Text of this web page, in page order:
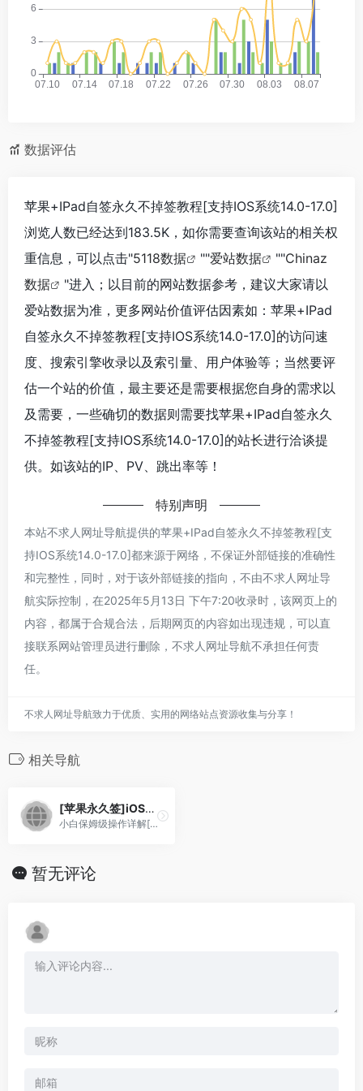
数据评估
苹果+IPad自签永久不掉签教程[支持IOS系统14.0-17.0]
浏览人数已经达到183.5K，如你需要查询该站的相关权
重信息，可以点击"5118数据 ""爱站数据 ""Chinaz
数据
"进入；以目前的网站数据参考，建议大家请以
爱站数据为准，更多网站价值评估因素如：苹果+IPad
自签永久不掉签教程[支持IOS系统14.0-17.0]的访问速
度、搜索引擎收录以及索引量、用户体验等；当然要评
估一个站的价值，最主要还是需要根据您自身的需求以
及需要，一些确切的数据则需要找苹果+IPad自签永久
不掉签教程[支持IOS系统14.0-17.0]的站长进行洽谈提
供。如该站的IP、PV、跳出率等！
特别声明
本站不求人网址导航提供的苹果+IPad自签永久不掉签教程[支
持IOS系统14.0-17.0]都来源于网络，不保证外部链接的准确性
和完整性，同时，对于该外部链接的指向，不由不求人网址导
航实际控制，在2025年5月13日 下午7:20收录时，该网页上的
内容，都属于合规合法，后期网页的内容如出现违规，可以直
接联系网站管理员进行删除，不求人网址导航不承担任何责
任。
不求人网址导航致力于优质、实用的网络站点资源收集与分享！
相关导航
[苹果永久签]iOS+ipad永久自签，无需越狱
小白保姆级操作详解[不限系统]
暂无评论